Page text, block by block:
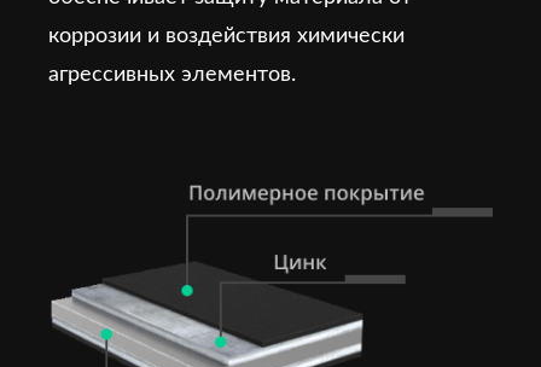
коррозии и воздействия химически
агрессивных элементов.